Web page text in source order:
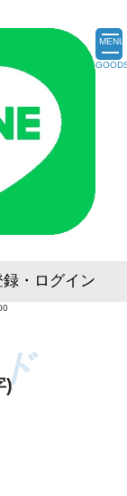
MENU
・ログイン
)